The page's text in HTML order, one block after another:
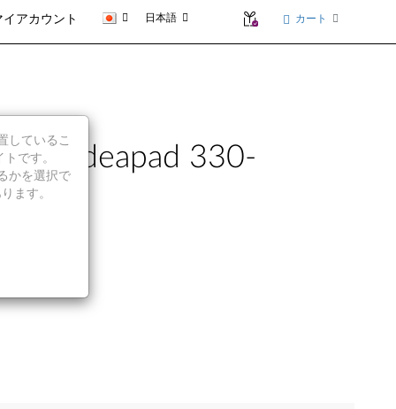
イアカウント 日本語 カート
ideapad 330-
しているこ
です。
かを選択で
ます。